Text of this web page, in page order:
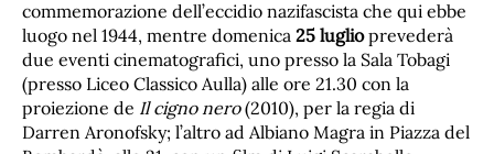
commemorazione dell’eccidio nazifascista che qui ebbe
luogo nel 1944, mentre domenica 25 luglioprevederà
due eventi cinematografici, uno presso la Sala Tobagi
(presso Liceo Classico Aulla) alle ore 21.30 con la
proiezione de Il cigno nero(2010), per la regia di
Darren Aronofsky; l’altro ad Albiano Magra in Piazza del